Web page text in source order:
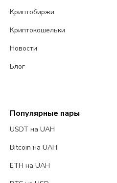
Криптобиржи
Криптокошельки
Новости
Блог
Популярные пары
USDT на UAH
Bitcoin на UAH
ETH на UAH